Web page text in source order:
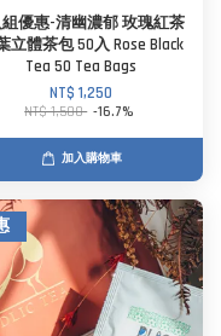
優惠-清幽濃郁 玫瑰紅茶
立體茶包 50入 Rose Black
Tea 50 Tea Bags
NT$ 1,250
NT$ 1,500 -16.7%
加入購物車